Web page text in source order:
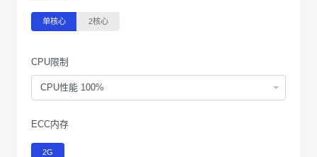
单核心 2核心
CPU限制
CPU性能 100%
ECC内存
2G